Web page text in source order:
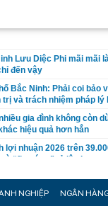
Lưu Diệc Phi mãi mãi
đến vậy
Bắc Ninh: Phải coi bảo
trị và trách nhiệm pháp lý
gia đình không còn
hiệu quả hơn hẳn
lợi nhuận 2026 trên
và “fix cứng” tỷ lệ cho
Nam trở thành thị
triệu người dùng
NGHIỆP NGÂN